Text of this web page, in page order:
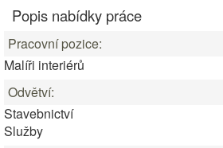
Popis nabídky práce
Pracovní pozice:
Malíři interiérů
Odvětví:
Stavebnictví
Služby